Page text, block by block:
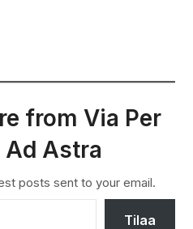
from Via Per
Astra
posts sent to your email.
Tilaa